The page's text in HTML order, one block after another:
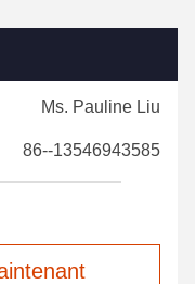
Ms. Pauline Liu
86--13546943585